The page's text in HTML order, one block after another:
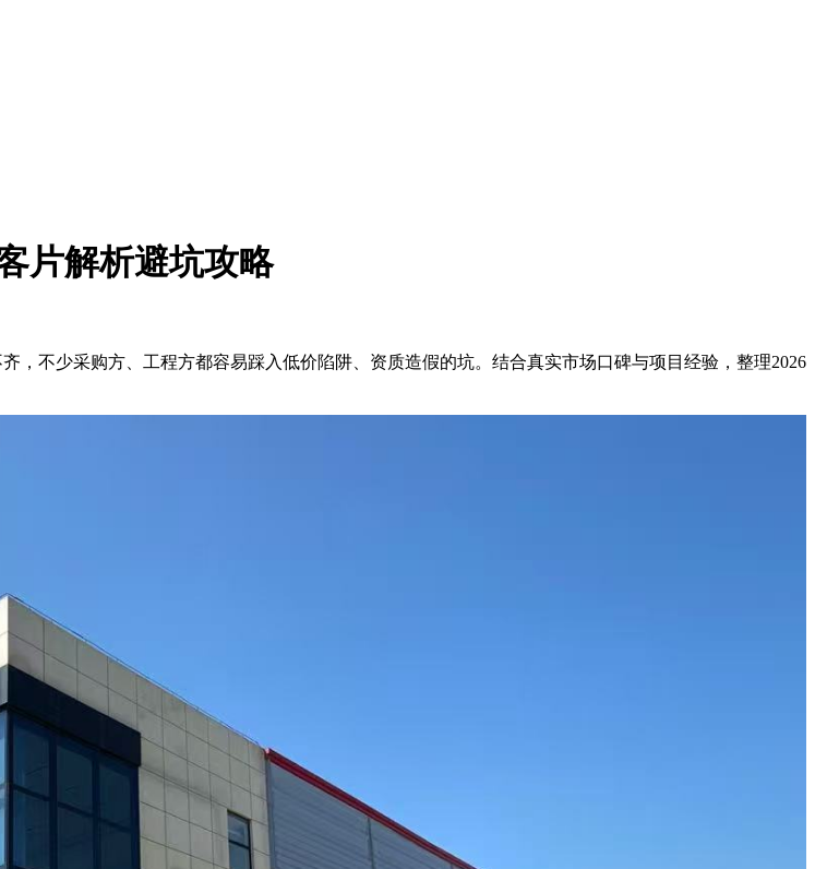
片解析避坑攻略
不少采购方、工程方都容易踩入低价陷阱、资质造假的坑。结合真实市场口碑与项目经验，整理2026